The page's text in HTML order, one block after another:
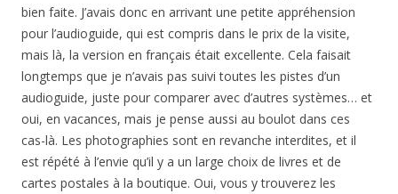
bien faite. J’avais donc en arrivant une petite appréhension
pour l’audioguide, qui est compris dans le prix de la visite,
mais là, la version en français était excellente. Cela faisait
longtemps que je n’avais pas suivi toutes les pistes d’un
audioguide, juste pour comparer avec d’autres systèmes… et
oui, en vacances, mais je pense aussi au boulot dans ces
cas-là. Les photographies sont en revanche interdites, et il
est répété à l’envie qu’il y a un large choix de livres et de
cartes postales à la boutique. Oui, vous y trouverez les